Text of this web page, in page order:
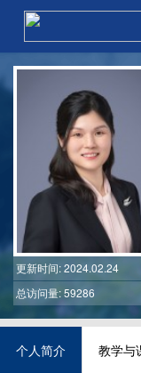
更新时间: 2024.02.24
总访问量: 59286
个人简介 教学与